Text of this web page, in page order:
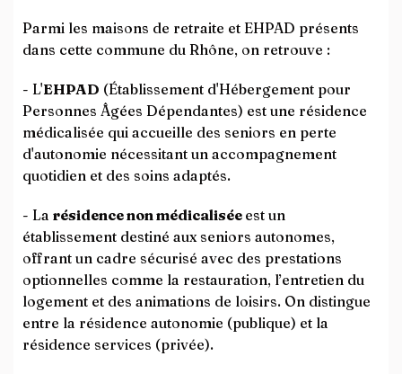
Parmi les maisons de retraite et EHPAD présents
dans cette commune du Rhône, on retrouve :
- L'EHPAD (Établissement d'Hébergement pour
Personnes Âgées Dépendantes) est une résidence
médicalisée qui accueille des seniors en perte
d'autonomie nécessitant un accompagnement
quotidien et des soins adaptés.
- La résidence non médicalisée est un
établissement destiné aux seniors autonomes,
offrant un cadre sécurisé avec des prestations
optionnelles comme la restauration, l’entretien du
logement et des animations de loisirs. On distingue
entre la résidence autonomie (publique) et la
résidence services (privée).